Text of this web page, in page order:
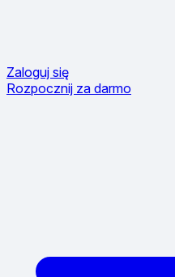
Zaloguj się
Rozpocznij za darmo